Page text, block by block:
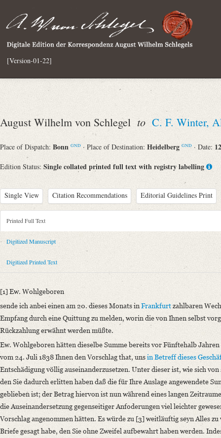
[Version-01-22]
August Wilhelm von Schlegel to C. F. Winter,
Place of Dispatch: Bonn GND · Place of Destination: Heidelberg GND · Date:
Edition Status: Single collated printed full text with registry labelling
Single View Citation Recommendations Editorial Guidelines Print
Metadata Concerning Header
Sender: August Wilhelm von Schlegel
Recipient: C. F. Winter, Akademische Buchhandlung (Heidelberg),
Place of Dispatch: Bonn
Place of Destination: Heidelberg
Notations: Abschrift.
Printed Text
Bibliography: Körner, Josef: A. W. Schlegel und sein Heidelberger
Weitere Drucke: Jenisch, Erich (Hg.): August Wilhelm Schlegels
Carl Winters Universitätsbuchhandlung in Heidelberg 1822‒1922.
Verlag: Universitätsverlag Wagner Innsbruck
Incipit: „[1] Ew. Wohlgeboren
sende ich anbei einen am 20. dieses Monats in Frankfurt zahlbaren
Manuscript
Provider: Dresden, Sächsische Landesbibliothek - Staats- und
OAI Id: DE-611-34977
Printed Full Text
Digitized Manuscript
Digitized Printed Text
[1] Ew. Wohlgeboren
sende ich anbei einen am 20. dieses Monats inFrankfurtzahlbaren
Empfang durch eine Quittung zu melden, worin die von Ihnen selbst
Rückzahlung erwähnt werden müßte.
Ew. Wohlgeboren hätten dieselbe Summe bereits vor Fünftehalb
vom 24. Juli 1838 Ihnen den Vorschlag that, unsin Betreff dieses
Entschädigung völlig auseinanderzusetzen. Unter dieser ist, wie sich
den Sie dadurch erlitten haben daß die für Ihre Auslage angewendete
geblieben ist; der Betrag hiervon ist nun während eines langen
die Auseinandersetzung gegenseitiger Anfoderungen viel leichter
Vorschlag angenommen hätten. Es würde zu [3] weitläuftig seyn Alles
Briefe gesagt habe, den Sie ohne Zweifel aufbewahrt haben werden.